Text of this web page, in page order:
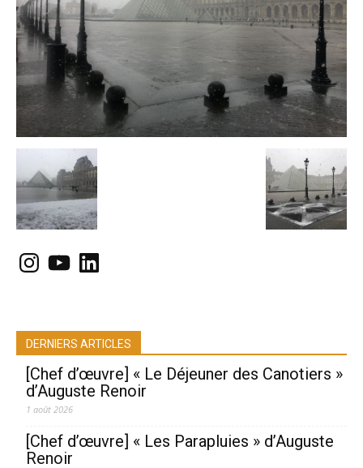
Instagram
YouTubeLinkedIn
DERNIERS ARTICLES
[Chef d’œuvre] « Le Déjeuner des Canotiers »
d’Auguste Renoir
1 août 2026
[Chef d’œuvre] « Les Parapluies » d’Auguste
Renoir